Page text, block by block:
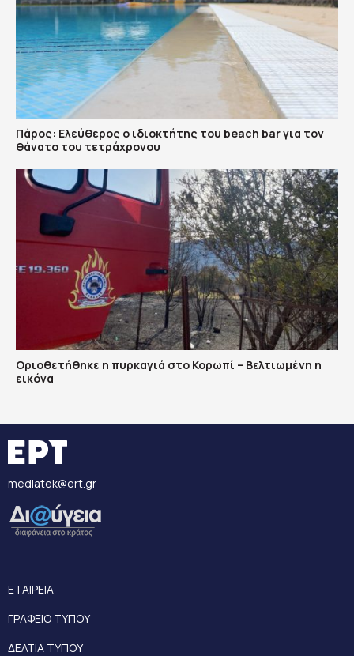
Πάρος: Ελεύθερος ο ιδιοκτήτης του beach bar για τον
θάνατο του τετράχρονου
Οριοθετήθηκε η πυρκαγιά στο Κορωπί – Βελτιωμένη η
εικόνα
mediatek@ert.gr
ΕΤΑΙΡΕΙΑ
ΓΡΑΦΕΙΟ ΤΥΠΟΥ
ΔΕΛΤΙΑ ΤΥΠΟΥ